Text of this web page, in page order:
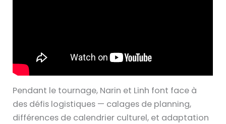
Pendant le tournage, Narin et Linh font face à
des défis logistiques — calages de planning,
différences de calendrier culturel, et adaptation